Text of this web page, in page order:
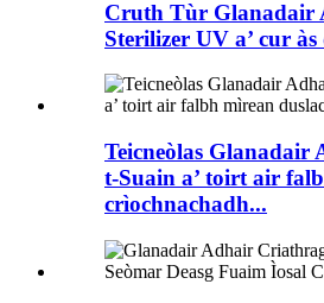
Cruth Tùr Glanadair
Sterilizer UV a’ cur
Teicneòlas Glanadair
t-Suain a’ toirt air
crìochnachadh...